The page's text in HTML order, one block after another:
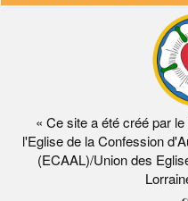
« Ce site a été créé par
l'Eglise de la Confession
(ECAAL)/Union des